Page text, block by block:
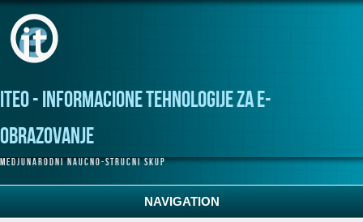
ITeO - Informacione tehnologije za e-
obrazovanje
M e d j u n a r o d n i n a u c n o - s t r u c n i s k u p
NAVIGATION